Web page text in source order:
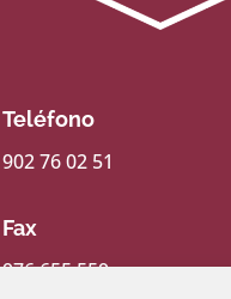
Teléfono
902 76 02 51
Fax
976 655 559